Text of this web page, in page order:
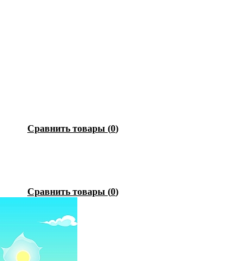
Сравнить товары (0)
Сравнить товары (0)